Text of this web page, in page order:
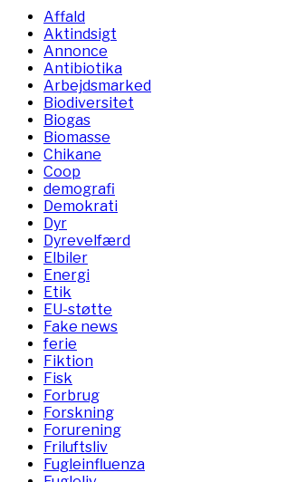
Affald
Aktindsigt
Annonce
Antibiotika
Arbejdsmarked
Biodiversitet
Biogas
Biomasse
Chikane
Coop
demografi
Demokrati
Dyr
Dyrevelfærd
Elbiler
Energi
Etik
EU-støtte
Fake news
ferie
Fiktion
Fisk
Forbrug
Forskning
Forurening
Friluftsliv
Fugleinfluenza